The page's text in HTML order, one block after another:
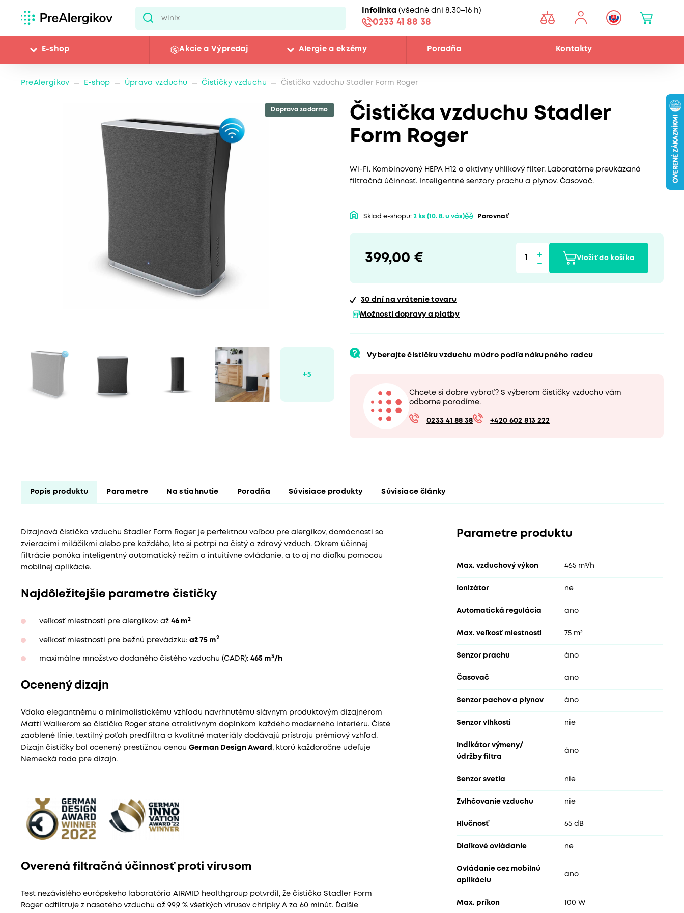
Infolinka (všedné dni 8.30–16 h)
0233 41 88 38
E-shop Akcie a Výpredaj Alergie a ekzémy Poradňa Kontakty
PreAlergikov E-shop Úprava vzduchu Čističky vzduchu Čistička vzduchu Stadler Form Roger
Čistička vzduchu Stadler
Form Roger
Doprava zadarmo
Wi-Fi. Kombinovaný HEPA H12 a aktívny uhlíkový filter. Laboratórne preukázaná
filtračná účinnosť. Inteligentné senzory prachu a plynov. Časovač.
Sklad e-shopu: 2 ks (10. 8. u vás) Porovnať
399,00 € Vložiť do košíka
30 dní na vrátenie tovaru
Možnosti dopravy a platby
Vyberajte čističku vzduchu múdro podľa nákupného radcu
Chcete si dobre vybrať? S výberom čističky vzduchu vám
odborne poradíme.
0233 41 88 38 +420 602 813 222
Popis produktu Parametre Na stiahnutie Poradňa Súvisiace produkty Súvisiace články
Dizajnová čistička vzduchu Stadler Form Roger je perfektnou voľbou pre alergikov, domácnosti so
zvieracími miláčikmi alebo pre každého, kto si potrpí na čistý a zdravý vzduch. Okrem účinnej
filtrácie ponúka inteligentný automatický režim a intuitívne ovládanie, a to aj na diaľku pomocou
mobilnej aplikácie.
Najdôležitejšie parametre čističky
veľkosť miestnosti pre alergikov: až 46 m2
veľkosť miestnosti pre bežnú prevádzku: až 75 m2
maximálne množstvo dodaného čistého vzduchu (CADR): 465 m3/h
Ocenený dizajn
Vďaka elegantnému a minimalistickému vzhľadu navrhnutému slávnym produktovým dizajnérom
Matti Walkerom sa čistička Roger stane atraktívnym doplnkom každého moderného interiéru. Čisté
zaoblené línie, textilný poťah predfiltra a kvalitné materiály dodávajú prístroju prémiový vzhľad.
Dizajn čističky bol ocenený prestížnou cenou German Design Award , ktorú každoročne udeľuje
Nemecká rada pre dizajn.
Overená filtračná účinnosť proti vírusom
Test nezávislého európskeho laboratória AIRMID healthgroup potvrdil, že čistička Stadler Form
Roger odfiltruje z nasatého vzduchu až 99,9 % všetkých vírusov chrípky A za 60 minút. Ďalšie
Parametre produktu
Max. vzduchový výkon 465 mᶟ/h
Ionizátor ne
Automatická regulácia ano
Max. veľkosť miestnosti 75 m²
Senzor prachu áno
Časovač ano
Senzor pachov a plynov áno
Senzor vlhkosti nie
Indikátor výmeny/
údržby filtra
áno
Senzor svetla nie
Zvlhčovanie vzduchu nie
Hlučnosť 65 dB
Diaľkové ovládanie ne
Ovládanie cez mobilnú
aplikáciu
ano
Max. príkon 100 W